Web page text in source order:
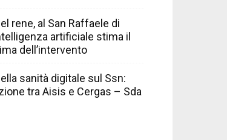
rene, al San Raffaele di
artificiale stima il
dell’intervento
sanità digitale sul Ssn:
tra Aisis e Cergas – Sda